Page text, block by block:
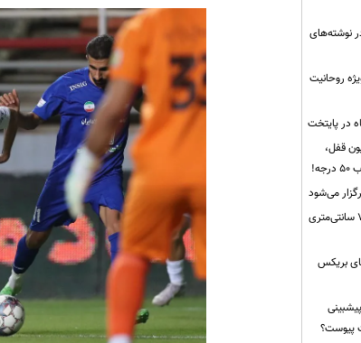
نوشته‌های
روحانیت
در پایتخت
۳ هزار کامیون قفل،
می‌شود
دریاچه ارومیه جان گرفت؛ افزایش ۷۸ سانتی‌متری
بریکس
پیوست؟